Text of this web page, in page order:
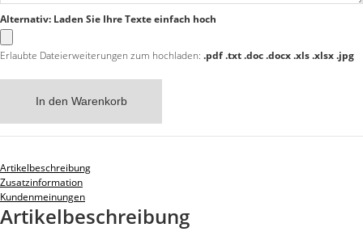
Alternativ: Laden Sie Ihre Texte einfach hoch
Erlaubte Dateierweiterungen zum hochladen: .pdf .txt .doc .docx .xls .xlsx .jpg
In den Warenkorb
Artikelbeschreibung
Zusatzinformation
Kundenmeinungen
Artikelbeschreibung